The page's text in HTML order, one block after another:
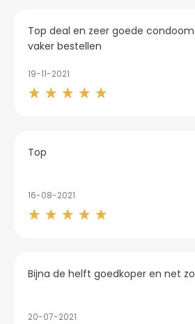
Top deal en zeer goede
vaker bestellen
19-11-2021
Top
16-08-2021
Bijna de helft goedkoper en net
20-07-2021